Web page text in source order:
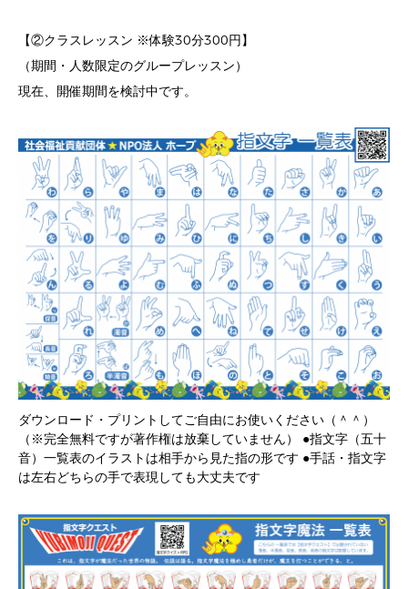
【②クラスレッスン ※体験30分300円】
（期間・人数限定のグループレッスン）
現在、開催期間を検討中です。
ダウンロード・プリントしてご自由にお使いください（＾＾）
（※完全無料ですが著作権は放棄していません） ●指文字（五十
音）一覧表のイラストは相手から見た指の形です ●手話・指文字
は左右どちらの手で表現しても大丈夫です